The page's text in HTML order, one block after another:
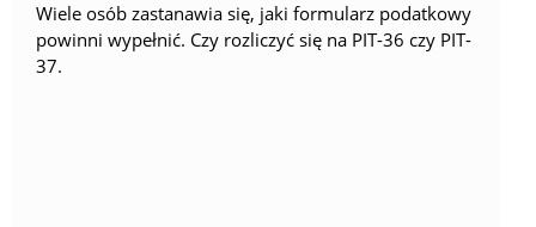
Wiele osób zastanawia się, jaki formularz podatkowy
powinni wypełnić. Czy rozliczyć się na PIT-36 czy PIT-
37.